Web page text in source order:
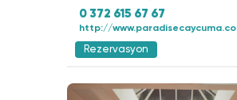
0 372 615 67 67
http://
Rezervasyon